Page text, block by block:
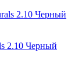
2.10 Черный